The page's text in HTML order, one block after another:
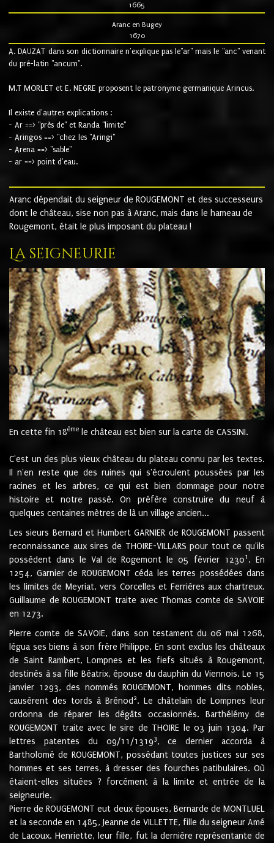
1665
Aranc en Bugey
1670
A. DAUZAT dans son dictionnaire n'explique pas le"ar" mais le "anc" venant
du pré-latin "ancum".
M.T MORLET et E. NEGRE proposent le patronyme germanique Arincus.
Il existe d'autres explications :
- Ar ==> "près de" et Randa "limite"
- Aringos ==> "chez les "Aringi"
- Arena ==> "sable"
- ar ==> point d'eau.
Aranc dépendait du seigneur de ROUGEMONT et des successeurs
dont le château, sise non pas à Aranc, mais dans le hameau de
Rougemont, était le plus imposant du plateau !
La seigneurie
En cette fin 18ème le château est bien sur la carte de CASSINI.
C'est un des plus vieux château du plateau connu par les textes.
Il n'en reste que des ruines qui s'écroulent poussées par les
racines et les arbres, ce qui est bien dommage pour notre
histoire et notre passé. On préfère construire du neuf à
quelques centaines mètres de là un village ancien...
Les sieurs Bernard et Humbert GARNIER de ROUGEMONT passent
reconnaissance aux sires de THOIRE-VILLARS pour tout ce qu'ils
possèdent dans le Val de Rogemont le 05 février 12301 . En
1254, Garnier de ROUGEMONT céda les terres possédées dans
les limites de Meyriat, vers Corcelles et Ferrières aux chartreux.
Guillaume de ROUGEMONT traite avec Thomas comte de SAVOIE
en 1273.
Pierre comte de SAVOIE, dans son testament du 06 mai 1268,
légua ses biens à son frère Philippe. En sont exclus les châteaux
de Saint Rambert, Lompnes et les fiefs situés à Rougemont,
destinés à sa fille Béatrix, épouse du dauphin du Viennois. Le 15
janvier 1293, des nommés ROUGEMONT, hommes dits nobles,
causèrent des tords à Brénod 2. Le châtelain de Lompnes leur
ordonna de réparer les dégâts occasionnés. Barthélémy de
ROUGEMONT traite avec le sire de THOIRE le 03 juin 1304. Par
lettres patentes du 09/11/13193, ce dernier accorda à
Bartholomé de ROUGEMONT, possédant toutes justices sur ses
hommes et ses terres, à dresser des fourches patibulaires. Où
étaient-elles situées ? forcément à la limite et entrée de la
seigneurie.
Pierre de ROUGEMONT eut deux épouses, Bernarde de MONTLUEL
et la seconde en 1485, Jeanne de VILLETTE, fille du seigneur Amé
de Lacoux. Henriette, leur fille, fut la dernière représentante de